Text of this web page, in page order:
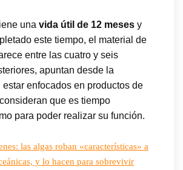
una vida útil de 12 meses y
este tiempo, el material de
entre las cuatro y seis
apuntan desde la
estar enfocados en productos de
que es tiempo
para poder realizar su función.
las algas roban «características» a
y lo hacen para sobrevivir